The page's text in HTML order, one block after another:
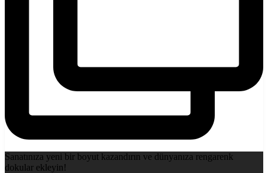
Sanatınıza yeni bir boyut kazandırın ve dünyanıza rengarenk
dokular ekleyin!